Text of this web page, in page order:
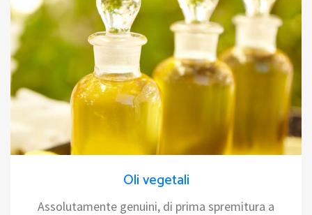
Oli vegetali
Assolutamente genuini, di prima spremitura a